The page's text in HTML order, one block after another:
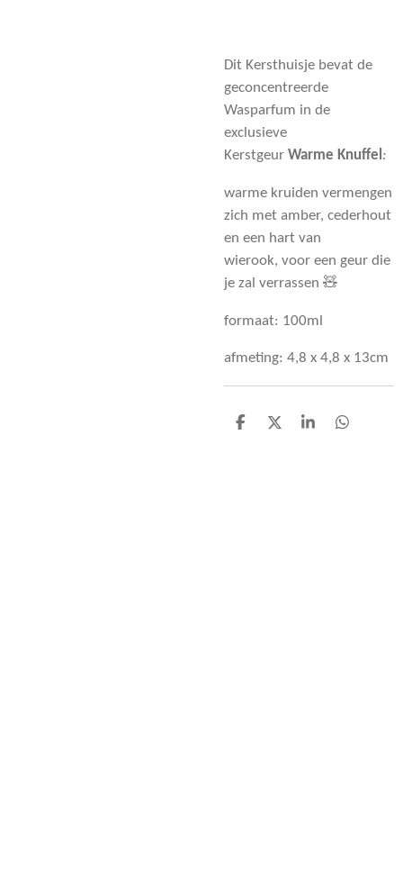
Dit Kersthuisje bevat de
geconcentreerde
Wasparfum in de
exclusieve
Kerstgeur Warme Knuffel:
warme kruiden vermengen
zich met amber, cederhout
en een hart van
wierook, voor een geur die
je zal verrassen 🧸
formaat: 100ml
afmeting: 4,8 x 4,8 x 13cm
D
D
S
D